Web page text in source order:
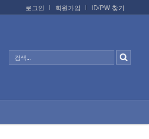
로그인
회원가입 ID/PW 찾기